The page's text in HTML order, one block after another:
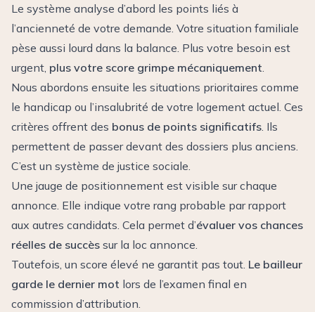
Le système analyse d’abord les points liés à
l’ancienneté de votre demande. Votre situation familiale
pèse aussi lourd dans la balance. Plus votre besoin est
urgent, plus votre score grimpe mécaniquement.
Nous abordons ensuite les situations prioritaires comme
le handicap ou l’insalubrité de votre logement actuel. Ces
critères offrent des bonus de points significatifs. Ils
permettent de passer devant des dossiers plus anciens.
C’est un système de justice sociale.
Une jauge de positionnement est visible sur chaque
annonce. Elle indique votre rang probable par rapport
aux autres candidats. Cela permet d’évaluer vos chances
réelles de succès sur la loc annonce.
Toutefois, un score élevé ne garantit pas tout. Le bailleur
garde le dernier mot lors de l’examen final en
commission d’attribution.